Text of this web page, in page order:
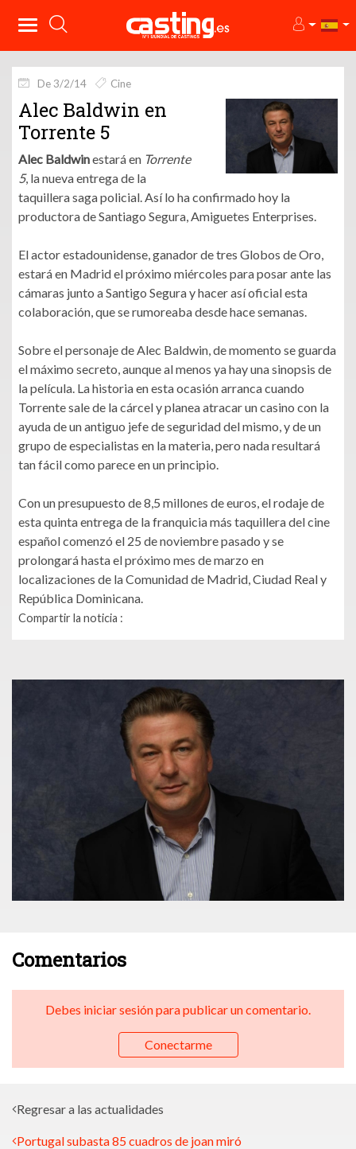
De 3/2/14 Cine
Alec Baldwin en
Torrente 5
Alec Baldwinestará en Torrente
5, la nueva entrega de la
taquillera saga policial. Así lo ha confirmado hoy la
productora de Santiago Segura, Amiguetes Enterprises.
El actor estadounidense, ganador de tres Globos de Oro,
estará en Madrid el próximo miércoles para posar ante las
cámaras junto a Santigo Segura y hacer así oficial esta
colaboración, que se rumoreaba desde hace semanas.
Sobre el personaje de Alec Baldwin, de momento se guarda
el máximo secreto, aunque al menos ya hay una sinopsis de
la película. La historia en esta ocasión arranca cuando
Torrente sale de la cárcel y planea atracar un casino con la
ayuda de un antiguo jefe de seguridad del mismo, y de un
grupo de especialistas en la materia, pero nada resultará
tan fácil como parece en un principio.
Con un presupuesto de 8,5 millones de euros, el rodaje de
esta quinta entrega de la franquicia más taquillera del cine
español comenzó el 25 de noviembre pasado y se
prolongará hasta el próximo mes de marzo en
localizaciones de la Comunidad de Madrid, Ciudad Real y
República Dominicana.
Compartir la noticia :
Comentarios
Debes iniciar sesión para publicar un comentario.
Conectarme
Regresar a las actualidades
Portugal subasta 85 cuadros de joan miró